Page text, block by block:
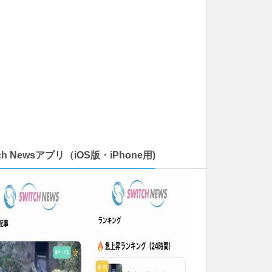
Newsアプリ（iOS版・iPhone用)